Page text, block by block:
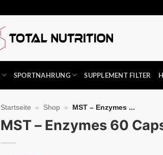
SPORTNAHRUNG SUPPLEMENT FILTER
Startseite » Shop » MST – Enzymes ...
MST – Enzymes 60